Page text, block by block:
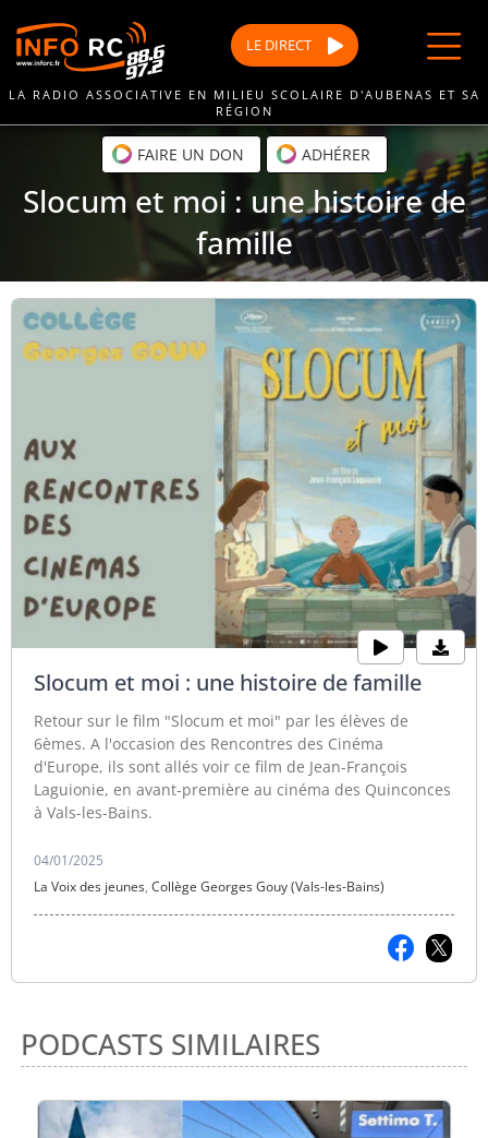
au
contenu
LE DIRECT
LA RADIO ASSOCIATIVE EN MILIEU SCOLAIRE D'AUBENAS ET SA
RÉGION
FAIRE UN DON ADHÉRER
Slocum et moi : une histoire de
famille
Slocum et moi : une histoire de famille
Retour sur le film "Slocum et moi" par les élèves de
6èmes. A l'occasion des Rencontres des Cinéma
d'Europe, ils sont allés voir ce film de Jean-François
Laguionie, en avant-première au cinéma des Quinconces
à Vals-les-Bains.
04/01/2025
La Voix des jeunes, Collège Georges Gouy (Vals-les-Bains)
PODCASTS SIMILAIRES